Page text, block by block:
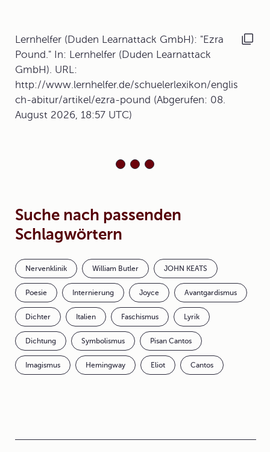
Lernhelfer (Duden Learnattack GmbH): "Ezra
Pound." In: Lernhelfer (Duden Learnattack
GmbH). URL:
http://www.lernhelfer.de/schuelerlexikon/englis
ch-abitur/artikel/ezra-pound (Abgerufen: 08.
August 2026, 18:57 UTC)
Suche nach passenden
Schlagwörtern
Nervenklinik William Butler JOHN KEATS
Poesie Internierung Joyce Avantgardismus
Dichter Italien Faschismus Lyrik
Dichtung Symbolismus Pisan Cantos
Imagismus Hemingway Eliot Cantos